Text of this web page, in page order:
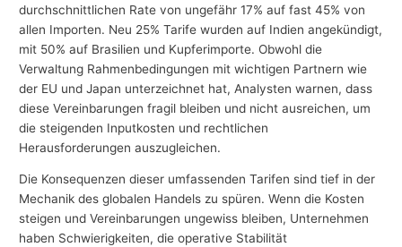
durchschnittlichen Rate von ungefähr 17% auf fast 45% von
allen Importen. Neu 25% Tarife wurden auf Indien angekündigt,
mit 50% auf Brasilien und Kupferimporte. Obwohl die
Verwaltung Rahmenbedingungen mit wichtigen Partnern wie
der EU und Japan unterzeichnet hat, Analysten warnen, dass
diese Vereinbarungen fragil bleiben und nicht ausreichen, um
die steigenden Inputkosten und rechtlichen
Herausforderungen auszugleichen.
Die Konsequenzen dieser umfassenden Tarifen sind tief in der
Mechanik des globalen Handels zu spüren. Wenn die Kosten
steigen und Vereinbarungen ungewiss bleiben, Unternehmen
haben Schwierigkeiten, die operative Stabilität